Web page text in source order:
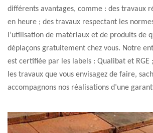
différents avantages, comme : des travaux
en heure ; des travaux respectant les
l’utilisation de matériaux et de produits de
déplaçons gratuitement chez vous. Notre
est certifiée par les labels : Qualibat et RGE
les travaux que vous envisagez de faire,
accompagnons nos réalisations d’une